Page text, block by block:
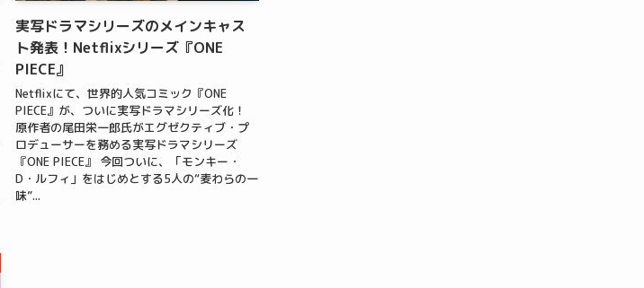
実写ドラマシリーズのメインキャス
ト発表！Netflixシリーズ『ONE
PIECE』
Netflixにて、世界的人気コミック『ONE
PIECE』が、ついに実写ドラマシリーズ化！
原作者の尾田栄一郎氏がエグゼクティブ・プ
ロデューサーを務める実写ドラマシリーズ
『ONE PIECE』 今回ついに、「モンキー・
D・ルフィ」をはじめとする5人の“麦わらの一
味”...